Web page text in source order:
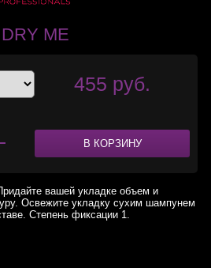
ME
455 руб.
В КОРЗИНУ
вашей укладке объем и
Освежите укладку сухим шампунем
Степень фиксации 1.